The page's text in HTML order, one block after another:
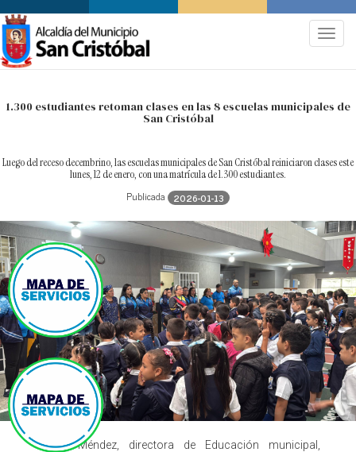
Toggle
1.300 estudiantes retoman clases en las 8 escuelas municipales de
San Cristóbal
Luego del receso decembrino, las escuelas municipales de San Cristóbal reiniciaron clases este
lunes, 12 de enero, con una matrícula de 1.300 estudiantes.
Publicada 2026-01-13
Elayne Méndez, directora de Educación municipal,